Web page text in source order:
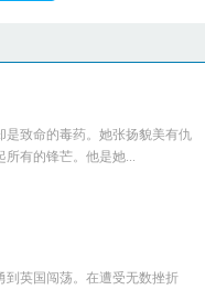
是致命的毒药。她张扬貌美有仇
所有的锋芒。他是她...
到英国闯荡。在遭受无数挫折